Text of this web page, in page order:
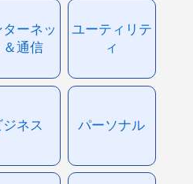
ーネッ
＆通信
ユーティリテ
ィ
ジネス パーソナル